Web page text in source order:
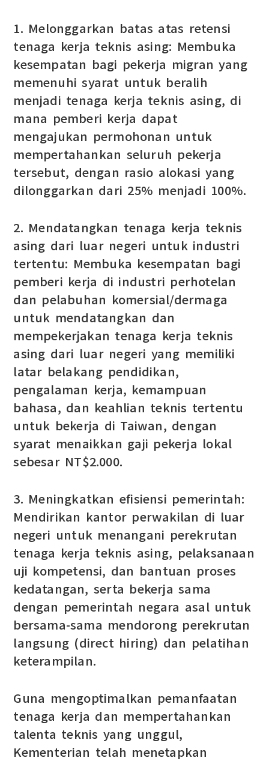
1. Melonggarkan batas atas retensi
tenaga kerja teknis asing: Membuka
kesempatan bagi pekerja migran yang
memenuhi syarat untuk beralih
menjadi tenaga kerja teknis asing, di
mana pemberi kerja dapat
mengajukan permohonan untuk
mempertahankan seluruh pekerja
tersebut, dengan rasio alokasi yang
dilonggarkan dari 25% menjadi 100%.
2. Mendatangkan tenaga kerja teknis
asing dari luar negeri untuk industri
tertentu: Membuka kesempatan bagi
pemberi kerja di industri perhotelan
dan pelabuhan komersial/dermaga
untuk mendatangkan dan
mempekerjakan tenaga kerja teknis
asing dari luar negeri yang memiliki
latar belakang pendidikan,
pengalaman kerja, kemampuan
bahasa, dan keahlian teknis tertentu
untuk bekerja di Taiwan, dengan
syarat menaikkan gaji pekerja lokal
sebesar NT$2.000.
3. Meningkatkan efisiensi pemerintah:
Mendirikan kantor perwakilan di luar
negeri untuk menangani perekrutan
tenaga kerja teknis asing, pelaksanaan
uji kompetensi, dan bantuan proses
kedatangan, serta bekerja sama
dengan pemerintah negara asal untuk
bersama-sama mendorong perekrutan
langsung (direct hiring) dan pelatihan
keterampilan.
Guna mengoptimalkan pemanfaatan
tenaga kerja dan mempertahankan
talenta teknis yang unggul,
Kementerian telah menetapkan